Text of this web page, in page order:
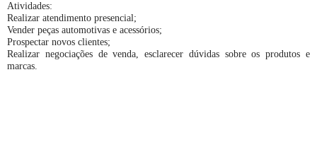
Atividades:
Realizar atendimento presencial;
Vender peças automotivas e acessórios;
Prospectar novos clientes;
Realizar negociações de venda, esclarecer dúvidas sobre os produtos e
marcas.